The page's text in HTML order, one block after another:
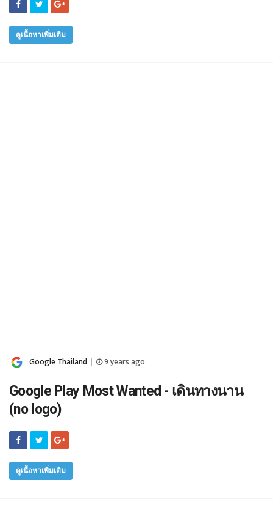
ดูเนื้อหาเพิ่มเติม
Google Thailand 9 years ago
Google Play Most Wanted - เดินทางนาน
(no logo)
ดูเนื้อหาเพิ่มเติม